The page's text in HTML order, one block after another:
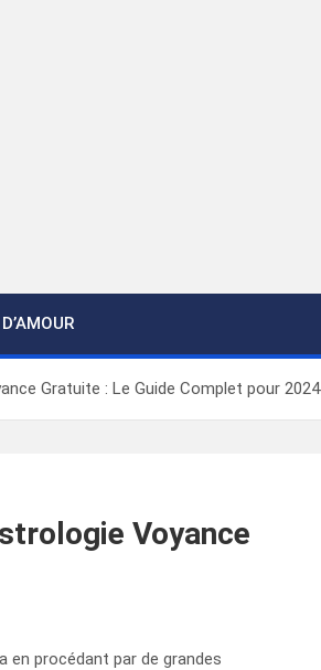
Gratuite : Le Guide Complet pour 2024
Voyance
en procédant par de grandes